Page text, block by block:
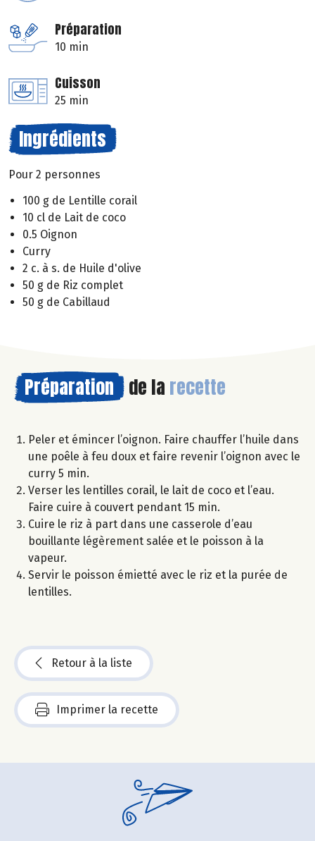
Préparation
10 min
Cuisson
25 min
Ingrédients
Pour 2 personnes
100 g de Lentille corail
10 cl de Lait de coco
0.5 Oignon
Curry
2 c. à s. de Huile d'olive
50 g de Riz complet
50 g de Cabillaud
Préparation de la recette
Peler et émincer l’oignon. Faire chauffer l’huile dans
une poêle à feu doux et faire revenir l’oignon avec le
curry 5 min.
Verser les lentilles corail, le lait de coco et l’eau.
Faire cuire à couvert pendant 15 min.
Cuire le riz à part dans une casserole d’eau
bouillante légèrement salée et le poisson à la
vapeur.
Servir le poisson émietté avec le riz et la purée de
lentilles.
Retour à la liste
Imprimer la recette